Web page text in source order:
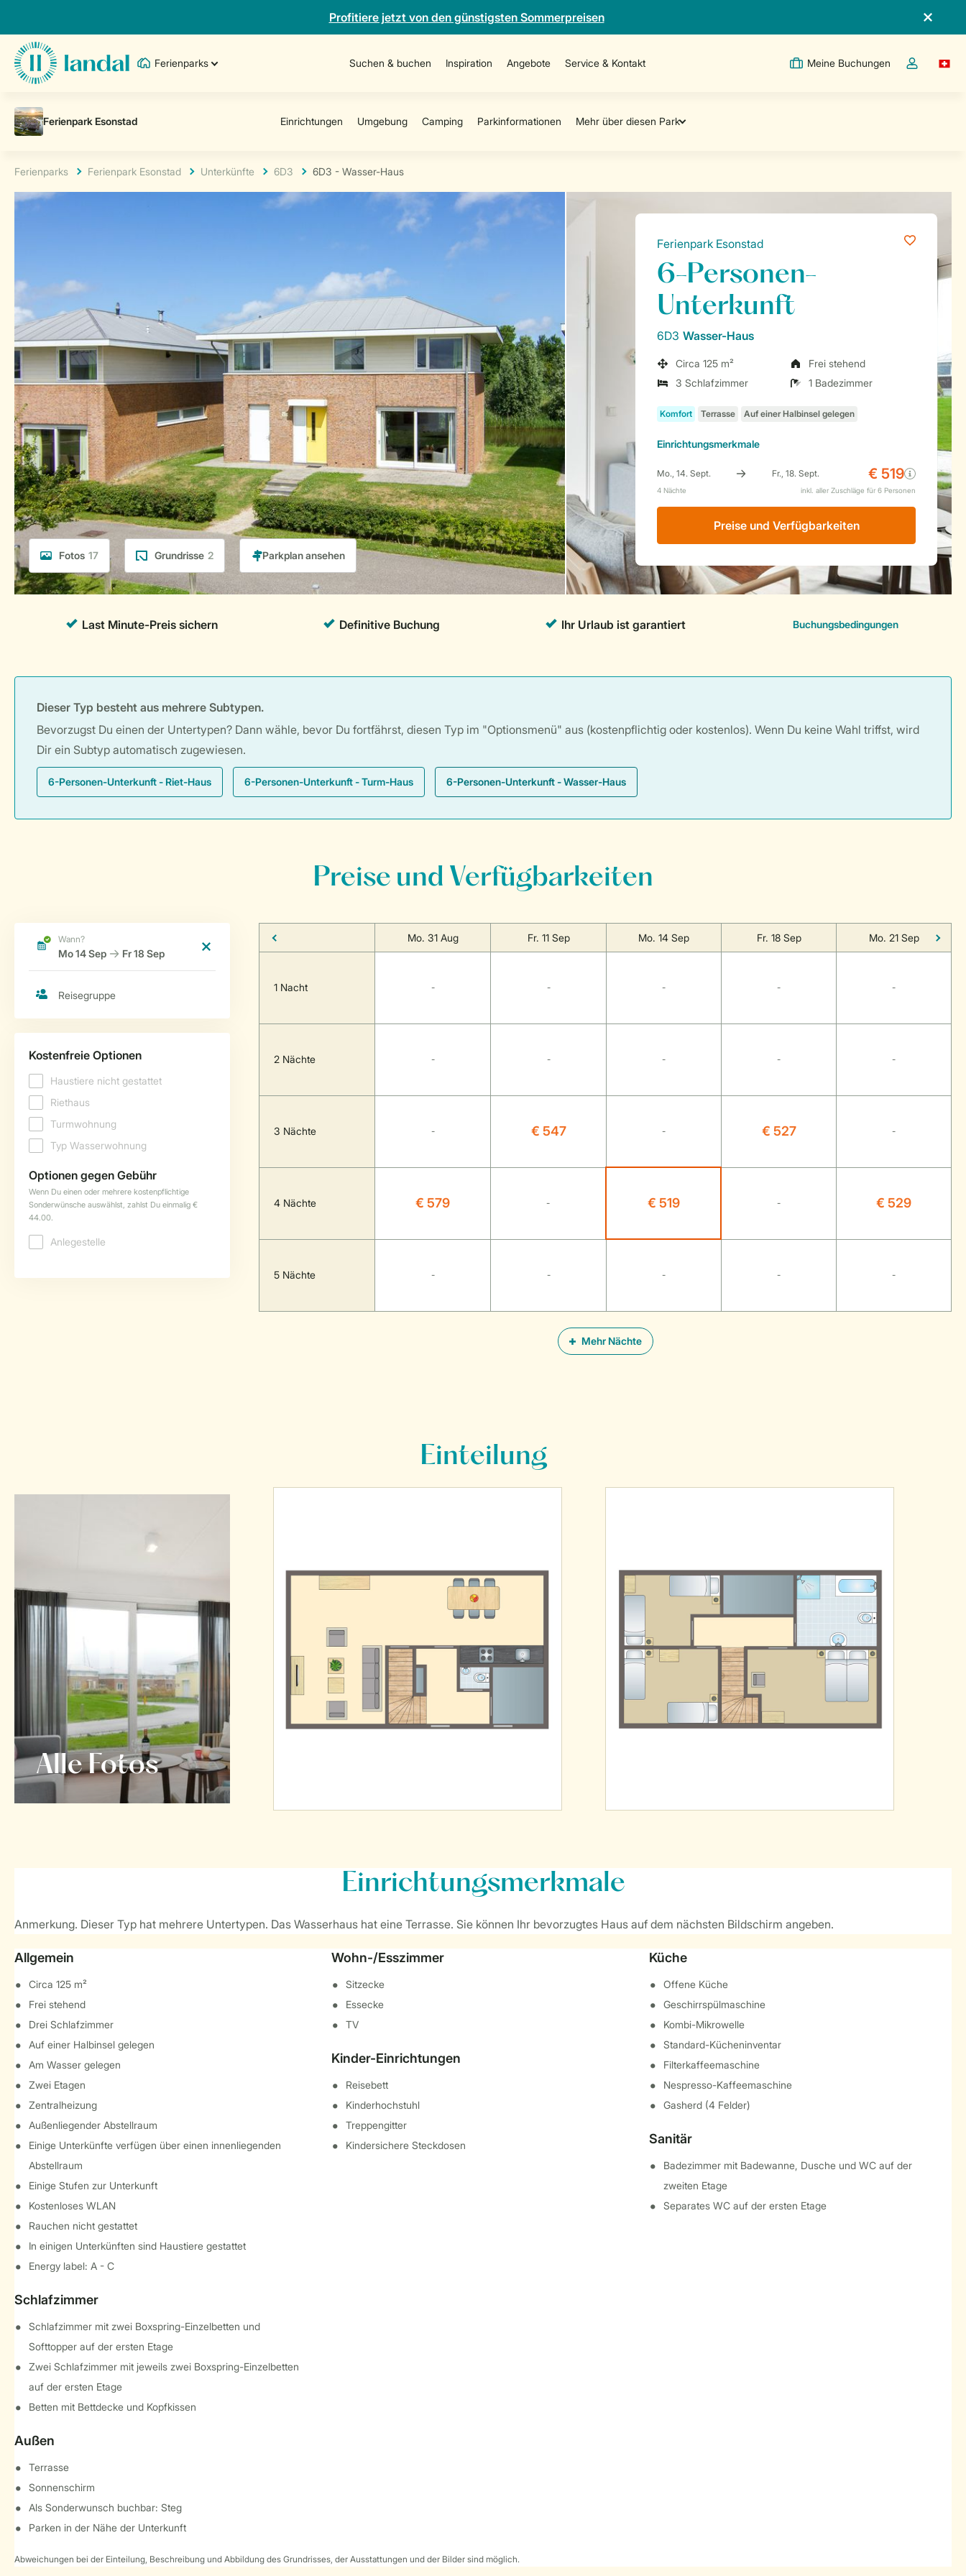
Profitiere jetzt von den günstigsten Sommerpreisen
Ferienparks Suchen & buchen Inspiration Angebote Service & Kontakt Meine Buchungen
Dropdown-
Ferienparks Ferienpark Esonstad Unterkünfte 6D3 6D3 - Wasser-Haus
Fotos 17 Grundrisse 2
Ferienpark Esonstad
6-Personen-
Unterkunft
6D3 Wasser-Haus
Circa 125 m²
Frei stehend
3 Schlafzimmer
1 Badezimmer
Einrichtungsmerkmale
Preise und Verfügbarkeiten
Dieser Typ besteht aus mehrere Subtypen.
Bevorzugst Du einen der Untertypen? Dann wähle, bevor Du fortfährst, diesen Typ im "Optionsmenü" aus (kostenpflichtig oder kostenlos). Wenn Du keine Wahl triffst, wird
Dir ein Subtyp automatisch zugewiesen.
6-Personen-Unterkunft - Riet-Haus 6-Personen-Unterkunft - Turm-Haus 6-Personen-Unterkunft - Wasser-Haus
Preise und Verfügbarkeiten
Mehr Nächte
Mo. 31 Aug Fr. 11 Sep Mo. 14 Sep Fr. 18 Sep Mo. 21 Sep
1 Nacht - - - - -
2 Nächte - - - - -
3 Nächte - € 547 - € 527 -
4 Nächte € 579 - € 519 - € 529
5 Nächte - - - - -
Einteilung
Alle Fotos
Einrichtungsmerkmale
Anmerkung. Dieser Typ hat mehrere Untertypen. Das Wasserhaus hat eine Terrasse. Sie können Ihr bevorzugtes Haus auf dem nächsten Bildschirm angeben.
Allgemein
Circa 125 m²
Frei stehend
Drei Schlafzimmer
Auf einer Halbinsel gelegen
Am Wasser gelegen
Zwei Etagen
Zentralheizung
Außenliegender Abstellraum
Einige Unterkünfte verfügen über einen innenliegenden
Abstellraum
Einige Stufen zur Unterkunft
Kostenloses WLAN
Rauchen nicht gestattet
In einigen Unterkünften sind Haustiere gestattet
Energy label: A - C
Schlafzimmer
Schlafzimmer mit zwei Boxspring-Einzelbetten und
Softtopper auf der ersten Etage
Zwei Schlafzimmer mit jeweils zwei Boxspring-Einzelbetten
auf der ersten Etage
Betten mit Bettdecke und Kopfkissen
Außen
Terrasse
Sonnenschirm
Als Sonderwunsch buchbar: Steg
Parken in der Nähe der Unterkunft
Wohn-/Esszimmer
Sitzecke
Essecke
TV
Kinder-Einrichtungen
Reisebett
Kinderhochstuhl
Treppengitter
Kindersichere Steckdosen
Küche
Offene Küche
Geschirrspülmaschine
Kombi-Mikrowelle
Standard-Kücheninventar
Filterkaffeemaschine
Nespresso-Kaffeemaschine
Gasherd (4 Felder)
Sanitär
Badezimmer mit Badewanne, Dusche und WC auf der
zweiten Etage
Separates WC auf der ersten Etage
Abweichungen bei der Einteilung, Beschreibung und Abbildung des Grundrisses, der Ausstattungen und der Bilder sind möglich.